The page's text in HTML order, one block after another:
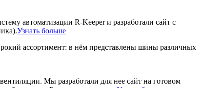
автоматизации R-Keeper и разработали сайт с
Узнать больше
ассортимент: в нём представлены шины различных
Мы разработали для нее сайт на готовом